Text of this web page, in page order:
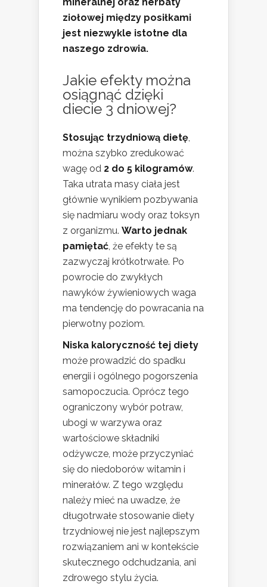
ziołowej między posiłkami
jest niezwykle istotne dla
naszego zdrowia.
Jakie efekty można
osiągnąć dzięki
diecie 3 dniowej?
Stosując trzydniową dietę
można szybko zredukować
wagę od 2 do 5 kilogramów.
Taka utrata masy ciała jest
głównie wynikiem pozbywania
się nadmiaru wody oraz toksyn
z organizmu. Warto jednak
pamiętać , że efekty te są
zazwyczaj krótkotrwałe. Po
powrocie do zwykłych
nawyków żywieniowych waga
ma tendencję do powracania na
pierwotny poziom.
Niska kaloryczność tej diety
może prowadzić do spadku
energii i ogólnego pogorszenia
samopoczucia. Oprócz tego
ograniczony wybór potraw,
ubogi w warzywa oraz
wartościowe składniki
odżywcze, może przyczyniać
się do niedoborów witamin i
minerałów. Z tego względu
należy mieć na uwadze, że
długotrwałe stosowanie diety
trzydniowej nie jest najlepszym
rozwiązaniem ani w kontekście
skutecznego odchudzania, ani
zdrowego stylu życia.